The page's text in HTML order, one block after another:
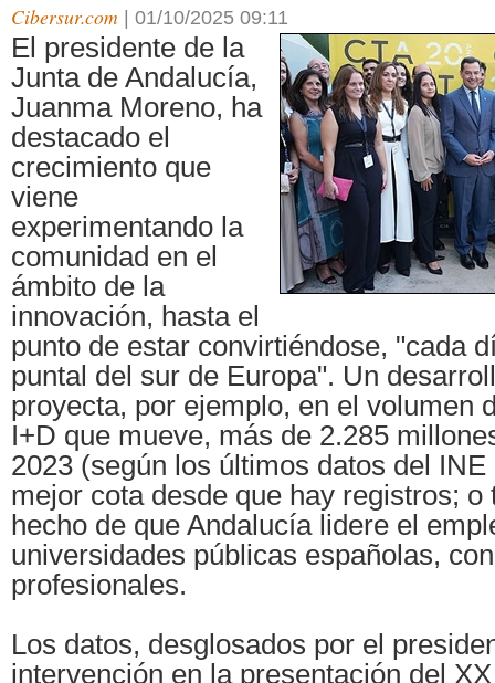
Cibersur.com 01/10/2025 09:11
El presidente de la
Junta de Andalucía,
Juanma Moreno, ha
destacado el
crecimiento que
viene
experimentando la
comunidad en el
ámbito de la
innovación, hasta el
punto de estar convirtiéndose, "cada
puntal del sur de Europa". Un
proyecta, por ejemplo, en el volumen
I+D que mueve, más de 2.285
2023 (según los últimos datos del
mejor cota desde que hay registros; o
hecho de que Andalucía lidere el
universidades públicas españolas,
profesionales.
Los datos, desglosados por el
intervención en la presentación del